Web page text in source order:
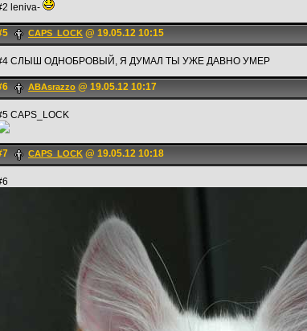
leniva-
CAPS_LOCK @ 19.05.12 10:15
СЛЫШ ОДНОБРОВЫЙ, Я ДУМАЛ ТЫ УЖЕ ДАВНО УМЕР
ABAsrazzo @ 19.05.12 10:17
CAPS_LOCK
CAPS_LOCK @ 19.05.12 10:18